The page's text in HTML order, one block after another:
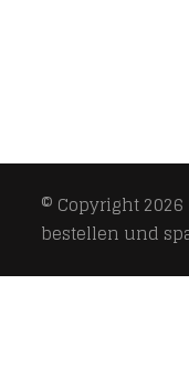
© Copyright 2026
bestellen und